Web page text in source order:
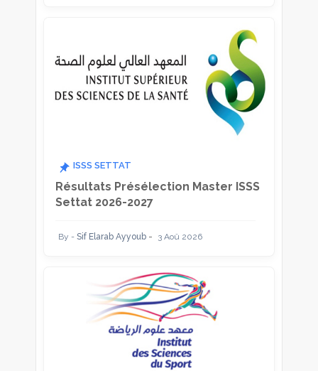
ISSS SETTAT
Résultats Présélection Master ISSS
Settat 2026-2027
Sif Elarab Ayyoub 3 Aoû 2026